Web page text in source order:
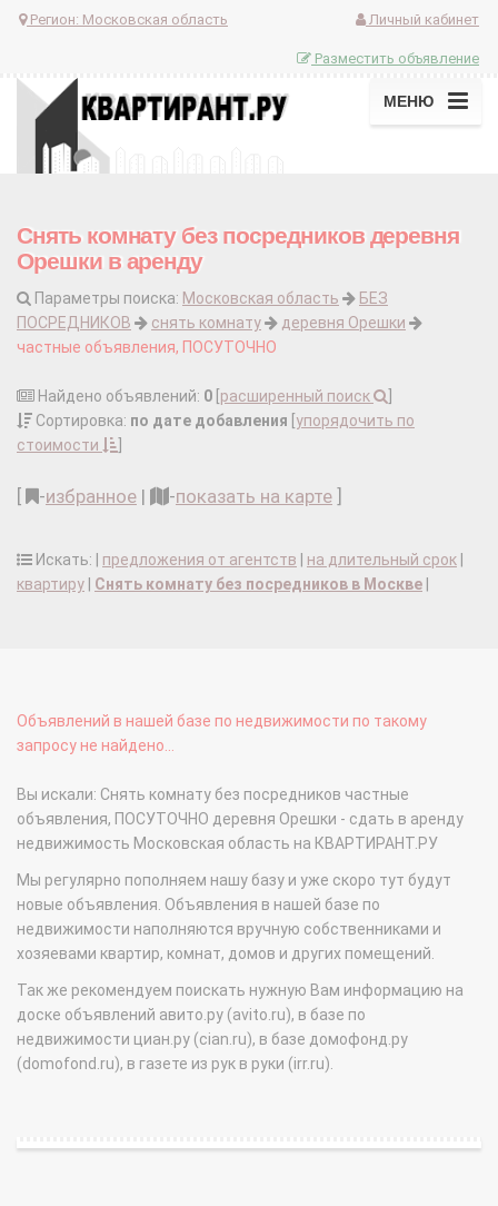
Регион: Московская область Личный кабинет
Разместить объявление
МЕНЮ
Снять комнату без посредников деревня
Орешки в аренду
Параметры поиска: Московская область
БЕЗ
ПОСРЕДНИКОВ
снять комнату
деревня Орешки
частные объявления, ПОСУТОЧНО
Найдено объявлений: 0 расширенный поиск
Сортировка: по дате добавления упорядочить по
стоимости
-избранное | -показать на карте
Искать: | предложения от агентств на длительный срок
квартиру
Снять комнату без посредников в Москве
Объявлений в нашей базе по недвижимости по такому
запросу не найдено...
Вы искали: Снять комнату без посредников частные
объявления, ПОСУТОЧНО деревня Орешки - сдать в аренду
недвижимость Московская область на КВАРТИРАНТ.РУ
Мы регулярно пополняем нашу базу и уже скоро тут будут
новые объявления. Объявления в нашей базе по
недвижимости наполняются вручную собственниками и
хозяевами квартир, комнат, домов и других помещений.
Так же рекомендуем поискать нужную Вам информацию на
доске объявлений авито.ру (avito.ru), в базе по
недвижимости циан.ру (cian.ru), в базе домофонд.ру
(domofond.ru), в газете из рук в руки (irr.ru).